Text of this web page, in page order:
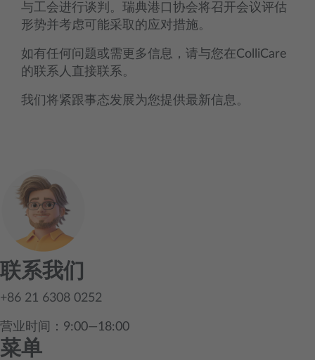
与工会进行谈判。瑞典港口协会将召开会议评估
形势并考虑可能采取的应对措施。
如有任何问题或需更多信息，请与您在ColliCare
的联系人直接联系。
我们将紧跟事态发展为您提供最新信息。
联系我们
+86 21 6308 0252
营业时间：9:00—18:00
菜单